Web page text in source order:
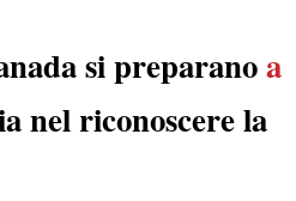
si preparanoa
nel riconoscere la